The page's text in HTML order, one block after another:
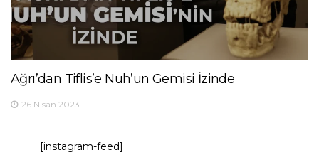
Ağrı’dan Tiflis’e Nuh’un Gemisi İzinde
26 Nisan 2023
[instagram-feed]